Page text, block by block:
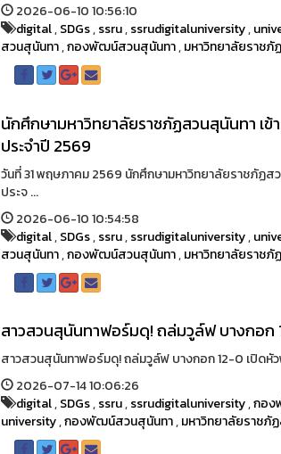
2026-06-10 10:56:10
digital,SDGs,ssru,ssrudigitaluniversity,
สวนสุนันทา,กองพัฒน์สวนสุนันทา,มหาวิทยาลัยราชภั
นักศึกษามหาวิทยาลัยราชภัฏสวนสุนันทา เ
ประจำปี 2569
วันที่ 31 พฤษภาคม 2569 นักศึกษามหาวิทยาลัยราชภัฏ
ประจ ...
2026-06-10 10:54:58
digital,SDGs,ssru,ssrudigitaluniversity,
สวนสุนันทา,กองพัฒน์สวนสุนันทา,มหาวิทยาลัยราชภั
สาวสวนสุนันทาฟอร์มดุ! ถล่มวูล์ฟ บางกอ
สาวสวนสุนันทาฟอร์มดุ! ถล่มวูล์ฟ บางกอก 12-0 เปิด
2026-07-14 10:06:26
digital,SDGs,ssru,ssrudigitaluniversity,กอง
university,กองพัฒน์สวนสุนันทา,มหาวิทยาลัยราชภั